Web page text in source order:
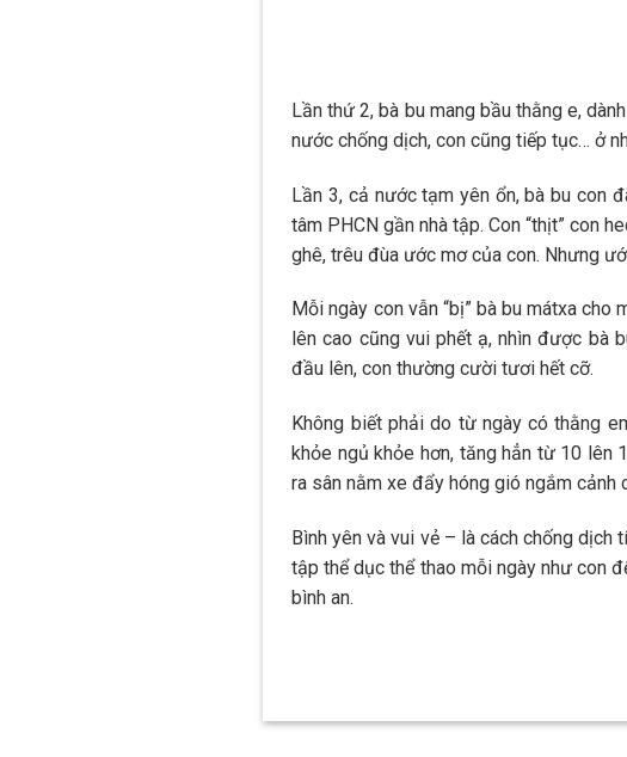
Lần thứ 2, bà bu mang bầu thằng e,
nước chống dịch, con cũng tiếp tục… ở
Lần 3, cả nước tạm yên ổn, bà bu con
tâm PHCN gần nhà tập. Con “thịt” con
ghê, trêu đùa ước mơ của con. Nhưng
Mỗi ngày con vẫn “bị” bà bu mátxa
lên cao cũng vui phết ạ, nhìn được bà
đầu lên, con thường cười tươi hết cỡ.
Không biết phải do từ ngày có thằng
khỏe ngủ khỏe hơn, tăng hẳn từ 10 lên
ra sân nằm xe đẩy hóng gió ngắm cảnh
Bình yên và vui vẻ – là cách chống dịch
tập thể dục thể thao mỗi ngày như con
bình an.